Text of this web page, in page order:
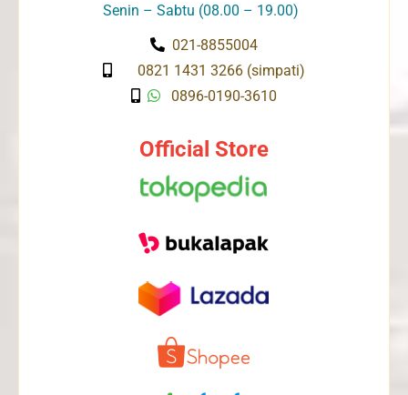
Senin – Sabtu (08.00 – 19.00)
021-8855004
0821 1431 3266 (simpati)
0896-0190-3610
Official Store